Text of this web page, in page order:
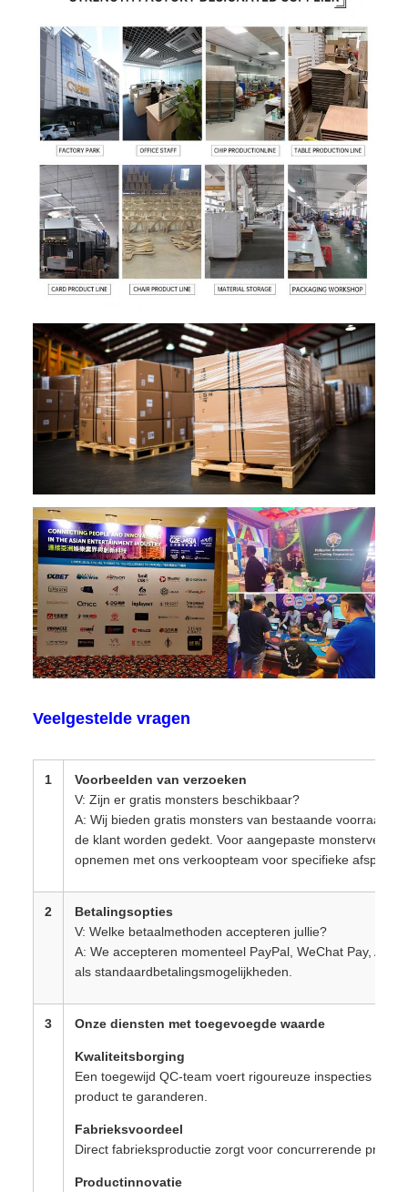
Veelgestelde vragen
1
Voorbeelden van verzoeken
V: Zijn er gratis monsters beschikbaar?
A: Wij bieden gratis monsters van bestaande voorraad
de klant worden gedekt. Voor aangepaste
opnemen met ons verkoopteam voor specifieke
2
Betalingsopties
V: Welke betaalmethoden accepteren jullie?
A: We accepteren momenteel PayPal, WeChat Pay,
als standaardbetalingsmogelijkheden.
3 Onze diensten met toegevoegde waarde
Kwaliteitsborging
Een toegewijd QC-team voert rigoureuze inspecties uit
product te garanderen.
Fabrieksvoordeel
Direct fabrieksproductie zorgt voor concurrerende prijzen
Productinnovatie